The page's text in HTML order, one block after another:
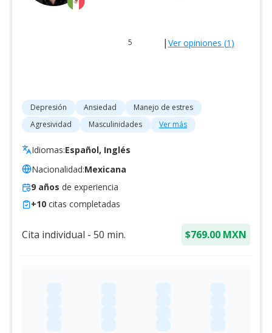
5 | Ver opiniones (1 )
Depresión Ansiedad
Manejo de estres
Agresividad
Masculinidades Ver más
Idiomas:Español, Inglés
Nacionalidad:Mexicana
9 años de experiencia
+10 citas completadas
Cita individual - 50 min. $769.00 MXN